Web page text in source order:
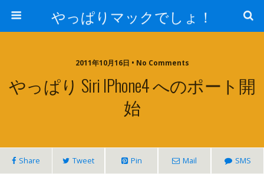
やっぱりマックでしょ！
2011年10月16日 • No Comments
やっぱり Siri IPhone4 へのポート開
始
Share Tweet Pin Mail SMS